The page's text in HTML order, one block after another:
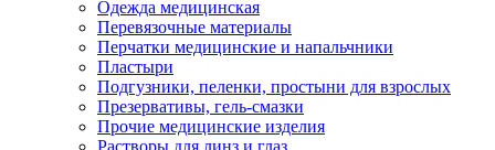
Одежда медицинская
Перевязочные материалы
Перчатки медицинские и напальчники
Пластыри
Подгузники, пеленки, простыни для взрослых
Презервативы, гель-смазки
Прочие медицинские изделия
Растворы для линз и глаз